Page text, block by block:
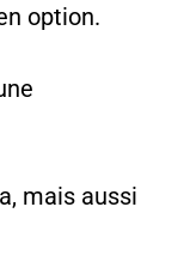
option.
mais aussi